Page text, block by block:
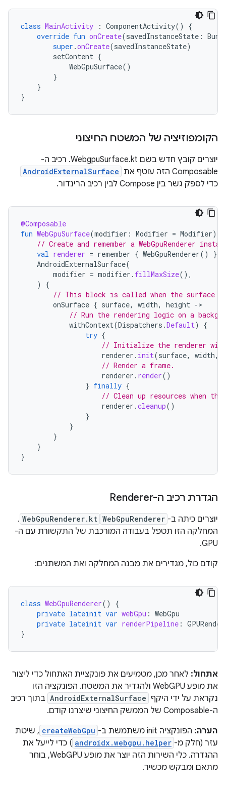
class MainActivity : ComponentActivity()
{
override fun onCreate(savedInstanceState :
super .onCreate(savedInstanceState)
setContent {
WebGpuSurface()
}
}
}
הקומפוזיציה של המשטח החיצוני
יוצרים קובץ חדש בשם WebgpuSurface.kt. רכיב ה-
Composable הזה עוטף את
AndroidExternalSurface
כדי לספק גשר בין Compose לבין רכיב הרינדור.
@Composable
fun WebGpuSurface(modifier : Modifier = Modifier)
// Create and remember a WebGpuRenderer
val renderer = remember { WebGpuRenderer()
}
AndroidExternalSurface(
modifier = modifier . fillMaxSize(),
)
{
// This block is called when the surface
onSurface { surface, width, height -
// Run the rendering logic on a
withContext(Dispatchers .Default)
{
try {
// Initialize the renderer with
renderer . init(surface, width,
// Render a frame.
renderer . render()
} finally {
// Clean up resources when
renderer .cleanup()
}
}
}
}
}
הגדרת רכיב ה-Renderer
יוצרים כיתה ב- WebGpuRenderer
WebGpuRenderer.kt
.
המחלקה הזו תטפל בעבודה המורכבת של התקשורת עם ה-
GPU.
קודם כול, מגדירים את מבנה המחלקה ואת המשתנים:
class WebGpuRenderer()
{
private lateinit var webGpu : WebGpu
private lateinit var renderPipeline :
}
אתחול: לאחר מכן, מטמיעים את פונקציית האתחול כדי ליצור
את מופע WebGPU ולהגדיר את המשטח. הפונקציה הזו
נקראת על ידי היקף AndroidExternalSurface בתוך רכיב
ה-Composable של הממשק החיצוני שיצרנו קודם.
הערה: הפונקציה init משתמשת ב- createWebGpu , שיטת
עזר (חלק מ- androidx.webgpu.helper ) כדי לייעל את
ההגדרה. כלי השירות הזה יוצר את מופע WebGPU, בוחר
מתאם ומבקש מכשיר.